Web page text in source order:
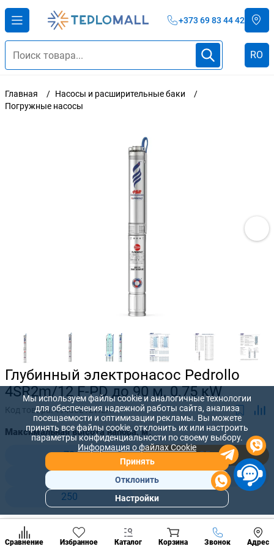
+373 69 83 44 42
RO
Главная
Насосы и расширительные баки
Погружные насосы
Глубинный электронасос Pedrollo
4SR2m/12 F-PD до 90 м, 0.75 кW
Код товара:49480212WLA1
Максимальная высота напора, м:
70
95
179
250
13 576 лей
11 273лей +
Сравнение Избранное Каталог Корзина Звонок Адрес
Позвонить
разделы
Мы используем файлы cookie и аналогичные технологии
для обеспечения надежной работы сайта, анализа
посещаемости и оптимизации рекламы. Вы можете
принять все файлы cookie, отклонить их или настроить
параметры конфиденциальности по своему выбору.
Информация о файлах Cookie
Принять
Отклонить
Настройки